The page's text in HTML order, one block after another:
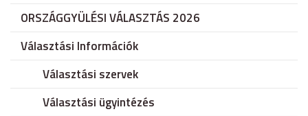
ORSZÁGGYÜLÉSI VÁLASZTÁS 2026
Választási Információk
Választási szervek
Választási ügyintézés